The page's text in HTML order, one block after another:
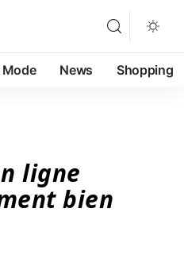
Mode News Shopping
ligne
bien